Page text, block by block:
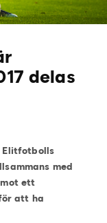
delas
Elitfotbolls
med
ett
att ha